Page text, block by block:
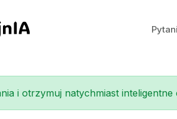
i otrzymuj natychmiast